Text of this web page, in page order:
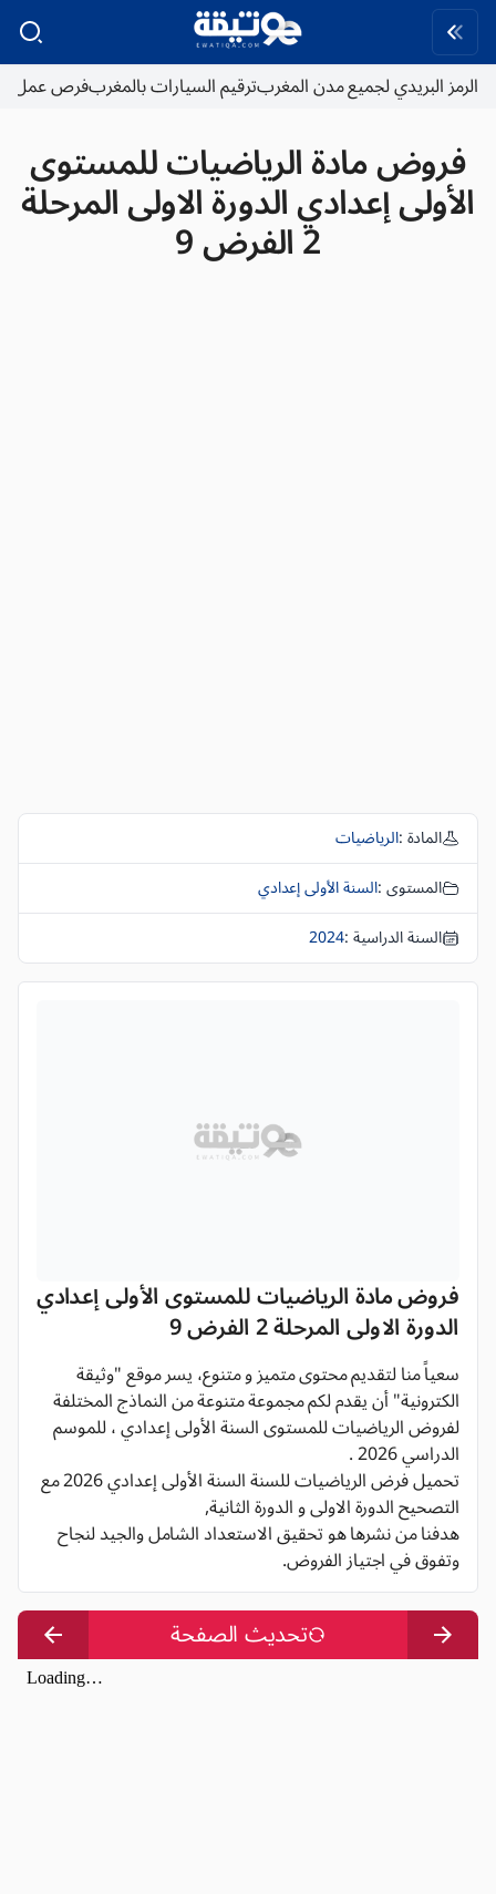
الرمز البريدي لجميع مدن المغربترقيم السيارات بالمغربفرص عمل
فروض مادة الرياضيات للمستوى
الأولى إعدادي الدورة الاولى المرحلة
2 الفرض 9
المادة :الرياضيات
المستوى :السنة الأولى إعدادي
السنة الدراسية :2024
فروض مادة الرياضيات للمستوى الأولى إعدادي
الدورة الاولى المرحلة 2 الفرض 9
سعياً منا لتقديم محتوى متميز و متنوع، يسر موقع "وثيقة
الكترونية" أن يقدم لكم مجموعة متنوعة من النماذج المختلفة
لفروض الرياضيات للمستوى السنة الأولى إعدادي ، للموسم
الدراسي 2026 .
تحميل فرض الرياضيات للسنة السنة الأولى إعدادي 2026 مع
التصحيح الدورة الاولى و الدورة الثانية,
هدفنا من نشرها هو تحقيق الاستعداد الشامل والجيد لنجاح
وتفوق في اجتياز الفروض.
تحديث الصفحة